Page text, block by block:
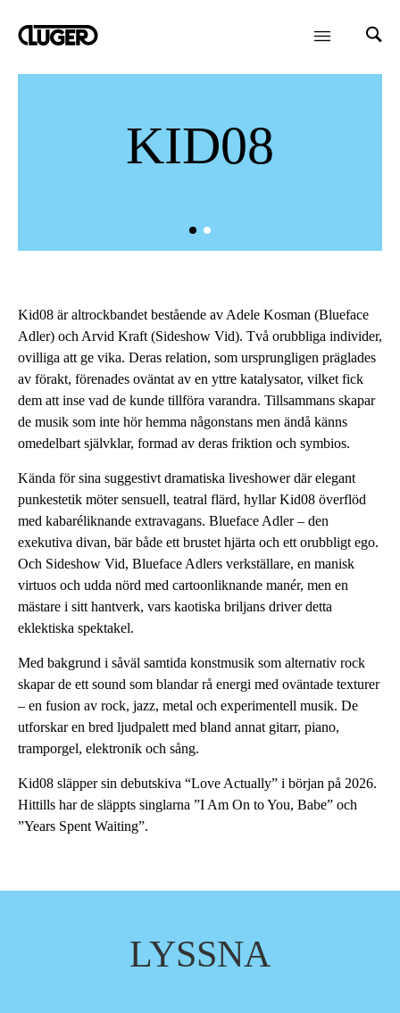
KID08
Kid08 är altrockbandet bestående av Adele Kosman (Blueface
Adler) och Arvid Kraft (Sideshow Vid). Två orubbliga individer,
ovilliga att ge vika. Deras relation, som ursprungligen präglades
av förakt, förenades oväntat av en yttre katalysator, vilket fick
dem att inse vad de kunde tillföra varandra. Tillsammans skapar
de musik som inte hör hemma någonstans men ändå känns
omedelbart självklar, formad av deras friktion och symbios.
Kända för sina suggestivt dramatiska liveshower där elegant
punkestetik möter sensuell, teatral flärd, hyllar Kid08 överflöd
med kabaréliknande extravagans. Blueface Adler – den
exekutiva divan, bär både ett brustet hjärta och ett orubbligt ego.
Och Sideshow Vid, Blueface Adlers verkställare, en manisk
virtuos och udda nörd med cartoonliknande manér, men en
mästare i sitt hantverk, vars kaotiska briljans driver detta
eklektiska spektakel.
Med bakgrund i såväl samtida konstmusik som alternativ rock
skapar de ett sound som blandar rå energi med oväntade texturer
– en fusion av rock, jazz, metal och experimentell musik. De
utforskar en bred ljudpalett med bland annat gitarr, piano,
tramporgel, elektronik och sång.
Kid08 släpper sin debutskiva “Love Actually” i början på 2026.
Hittills har de släppts singlarna ”I Am On to You, Babe” och
”Years Spent Waiting”.
LYSSNA